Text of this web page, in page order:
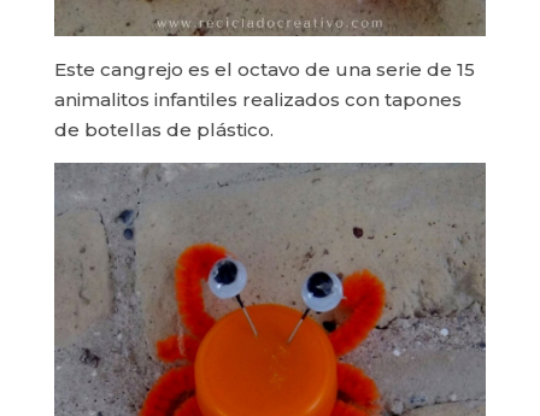
Este cangrejo es el octavo de una serie de 15
animalitos infantiles realizados con tapones
de botellas de plástico.